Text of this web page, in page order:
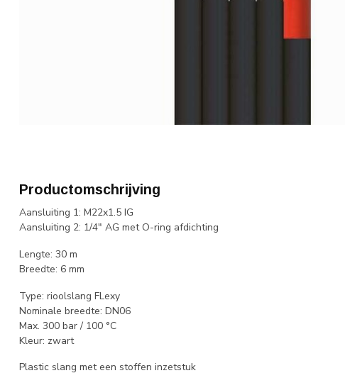
Productomschrijving
Aansluiting 1: M22x1.5 IG
Aansluiting 2: 1/4" AG met O-ring afdichting
Lengte: 30 m
Breedte: 6 mm
Type: rioolslang FLexy
Nominale breedte: DN06
Max. 300 bar / 100 °C
Kleur: zwart
Plastic slang met een stoffen inzetstuk